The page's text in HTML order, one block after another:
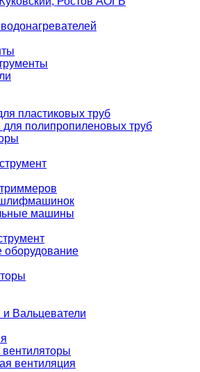
пластиковых труб
для полипропиленовых труб
шлифмашинок
машины
оборудование
Вальцеватели
вентиляция